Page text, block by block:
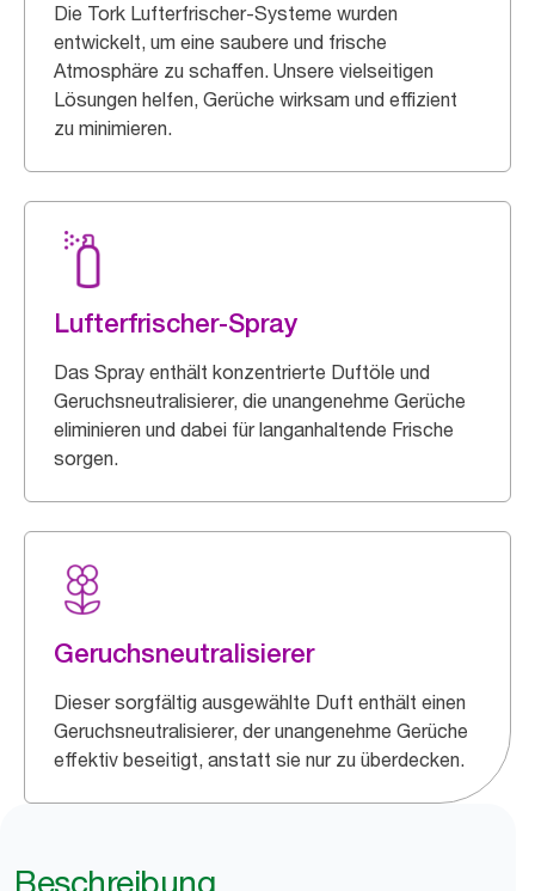
Die Tork Lufterfrischer-Systeme wurden
entwickelt, um eine saubere und frische
Atmosphäre zu schaffen. Unsere vielseitigen
Lösungen helfen, Gerüche wirksam und effizient
zu minimieren.
Lufterfrischer-Spray
Das Spray enthält konzentrierte Duftöle und
Geruchsneutralisierer, die unangenehme Gerüche
eliminieren und dabei für langanhaltende Frische
sorgen.
Geruchsneutralisierer
Dieser sorgfältig ausgewählte Duft enthält einen
Geruchsneutralisierer, der unangenehme Gerüche
effektiv beseitigt, anstatt sie nur zu überdecken.
Beschreibung